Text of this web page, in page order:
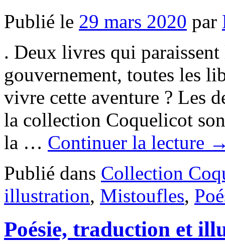
Publié le 29 mars 2020 par
. Deux livres qui
gouvernement, toutes les
vivre cette aventure ? Les
la collection Coquelicot
la … Continuer la lecture
Publié dans Collection
illustration, Mistoufles,
Poésie, traduction et